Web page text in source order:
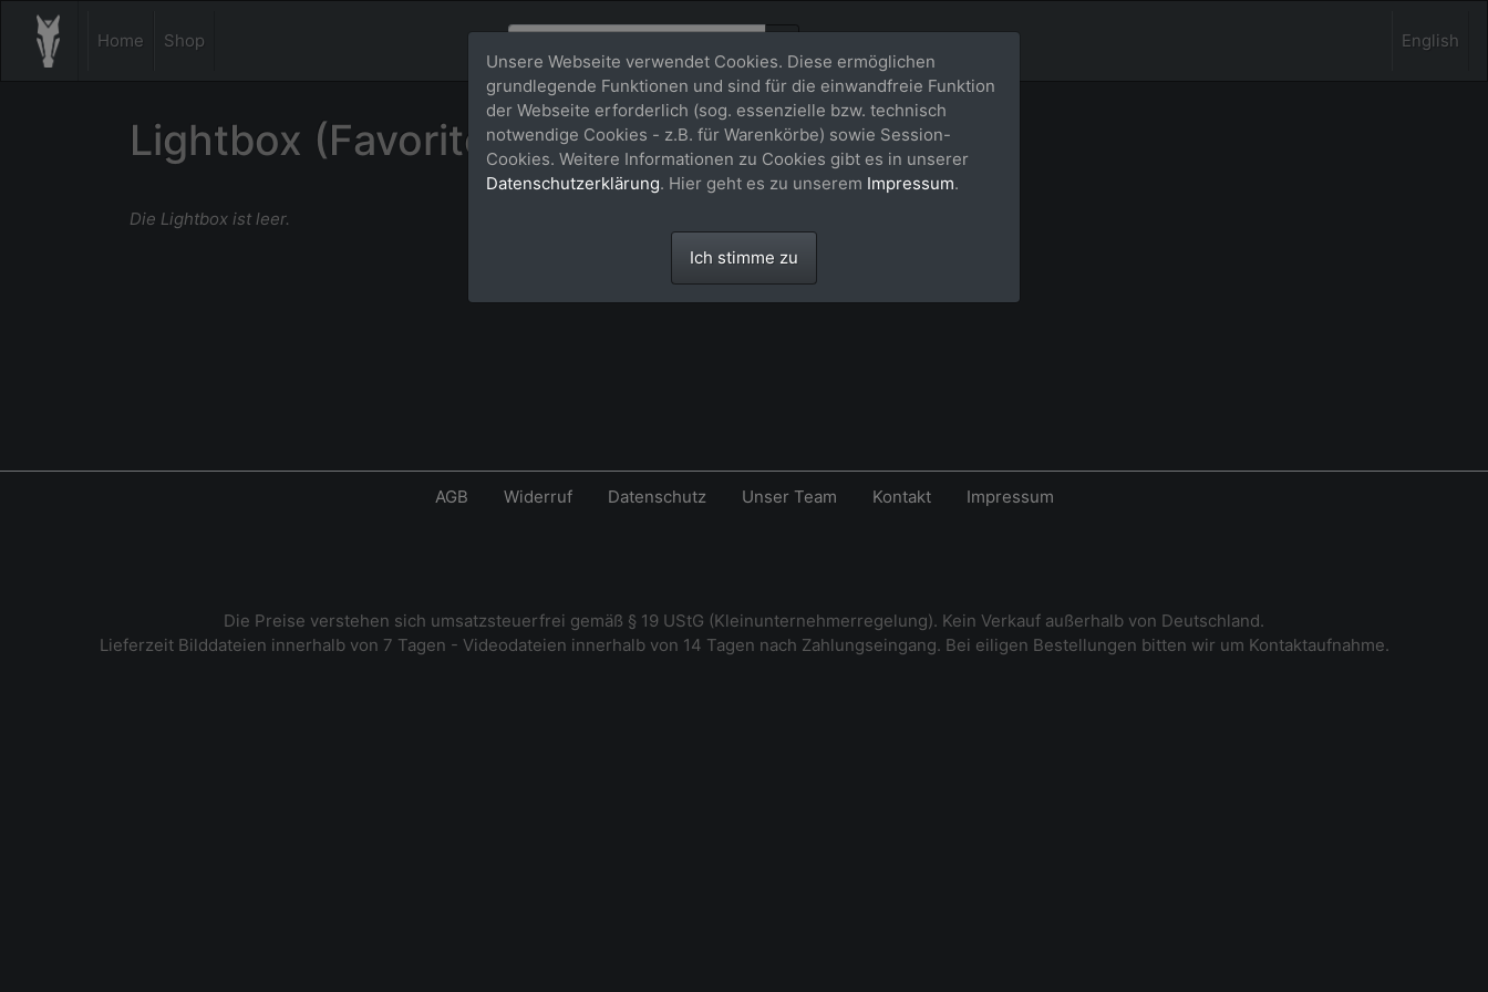
Home Shop English
Lightbox (Favoriten)
Die Lightbox ist leer.
Unsere Webseite verwendet Cookies. Diese ermöglichen
grundlegende Funktionen und sind für die einwandfreie Funktion
der Webseite erforderlich (sog. essenzielle bzw. technisch
notwendige Cookies - z.B. für Warenkörbe) sowie Session-
Cookies. Weitere Informationen zu Cookies gibt es in unserer
Datenschutzerklärung. Hier geht es zu unserem Impressum.
Ich stimme zu
AGB Widerruf Datenschutz Unser Team Kontakt Impressum
Die Preise verstehen sich umsatzsteuerfrei gemäß § 19 UStG (Kleinunternehmerregelung). Kein Verkauf außerhalb von Deutschland.
Lieferzeit Bilddateien innerhalb von 7 Tagen - Videodateien innerhalb von 14 Tagen nach Zahlungseingang. Bei eiligen Bestellungen bitten wir um Kontaktaufnahme.